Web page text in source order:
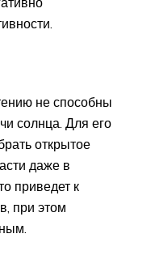
не способны
солнца. Для его
открытое
даже в
приведет к
при этом